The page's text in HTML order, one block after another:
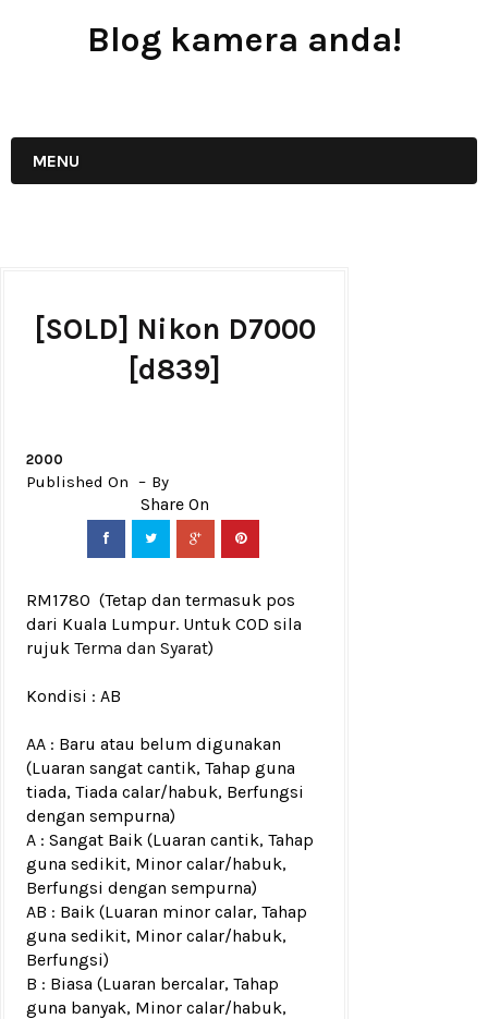
Blog kamera anda!
MENU
[SOLD] Nikon D7000
[d839]
2000
Published On By
RM1780 (Tetap dan termasuk pos
dari Kuala Lumpur. Untuk COD sila
rujuk Terma dan Syarat)
Kondisi : AB
AA : Baru atau belum digunakan
(Luaran sangat cantik, Tahap guna
tiada, Tiada calar/habuk, Berfungsi
dengan sempurna)
A : Sangat Baik (Luaran cantik, Tahap
guna sedikit, Minor calar/habuk,
Berfungsi dengan sempurna)
AB : Baik (Luaran minor calar, Tahap
guna sedikit, Minor calar/habuk,
Berfungsi)
B : Biasa (Luaran bercalar, Tahap
guna banyak, Minor calar/habuk,